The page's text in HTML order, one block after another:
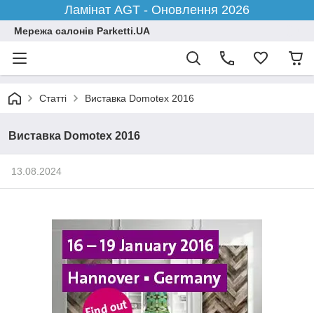
Ламінат AGT - Оновлення 2026
Мережа салонів Parketti.UA
Статті Виставка Domotex 2016
Виставка Domotex 2016
13.08.2024